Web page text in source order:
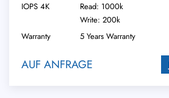
IOPS 4K
Read: 1000k
Write: 200k
Warranty
5 Years Warranty
AUF ANFRAGE